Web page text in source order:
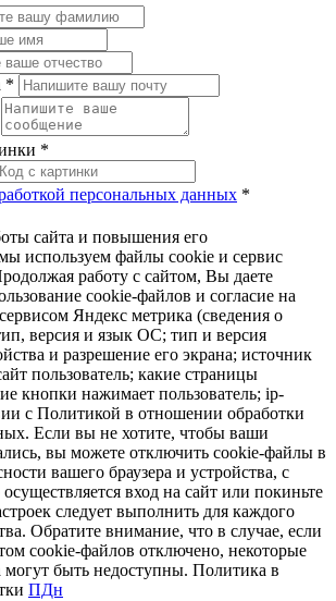
*
*
персональных данных *
сайта и повышения его
используем файлы cookie и сервис
работу с сайтом, Вы даете
cookie-файлов и согласие на
Яндекс метрика (сведения о
версия и язык ОС; тип и версия
и разрешение его экрана; источник
пользователь; какие страницы
кнопки нажимает пользователь; ip-
с Политикой в отношении обработки
Если вы не хотите, чтобы ваши
вы можете отключить cookie-файлы в
вашего браузера и устройства, с
вход на сайт или покиньте
следует выполнить для каждого
Обратите внимание, что в случае, если
cookie-файлов отключено, некоторые
могут быть недоступны. Политика в
ПДн